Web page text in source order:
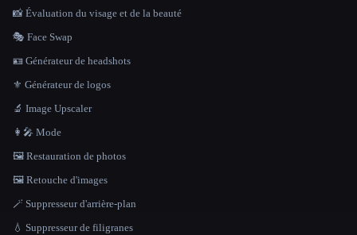
📸 Évaluation du visage et de la beauté
🎭 Face Swap
🪪 Générateur de headshots
⚜️ Générateur de logos
🔬 Image Upscaler
👩‍🎤 Mode
🖼️ Restauration de photos
🖼️ Retouche d'images
🪄 Suppresseur d'arrière-plan
💧 Suppresseur de filigranes